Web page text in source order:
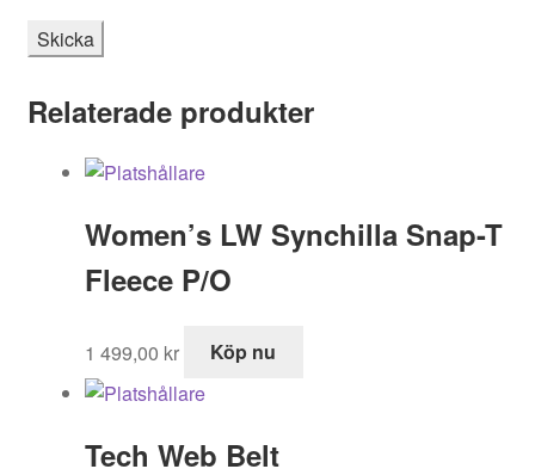
Relaterade produkter
Women’s LW Synchilla Snap-T
Fleece P/O
1 499,00 kr Köp nu
Tech Web Belt